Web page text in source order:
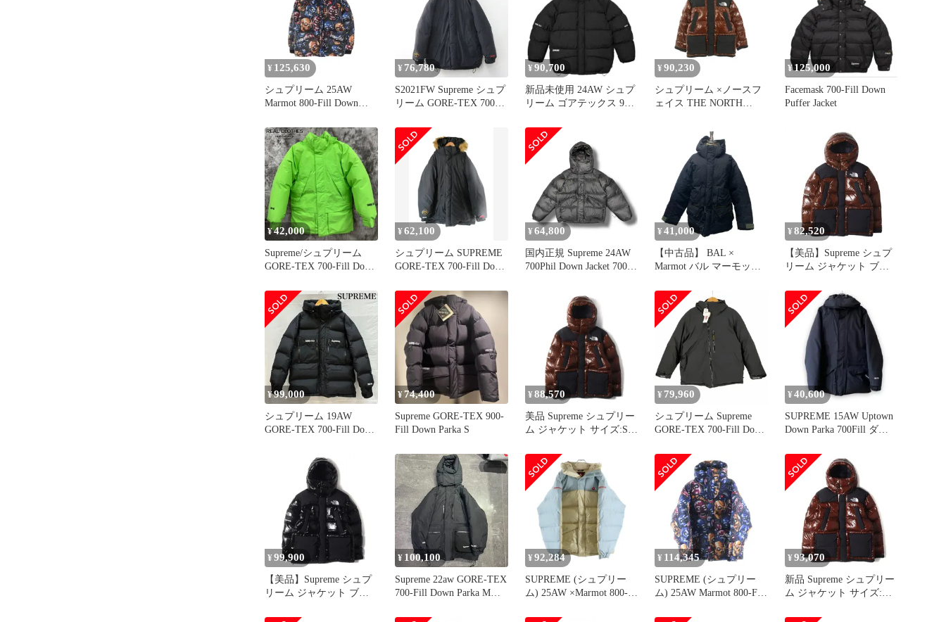
アウター ブルゾン 上着 |
コラボ【メンズ】【中
古】
¥ 125,630
シュプリーム 25AW
Marmot 800-Fill Down
ィルパーカーダウンジャ
ケット メンズ L
¥ 76,780
S2021FW Supreme シュプ
リーム GORE-TEX 700-
クス 700フィルパワー ダ
ウンパーカー M 黒
┃【2400014990935】
¥ 90,700
新品未使用 24AW シュプ
リーム ゴアテックス 900
¥ 90,230
シュプリーム ×ノースフ
ェイス THE NORTH
Down Parka 700フィルダ
ウンパーカーダウンジャ
ケット メンズ M
¥125,000
Facemask 700-Fill Down
Puffer Jacket
¥42,000
Supreme/シュプリーム
GORE-TEX 700-Fill Down
ィル ダウンパーカー/S
¥62,100
シュプリーム SUPREME
GORE-TEX 700-Fill Down
ー ジャケット ナイロン
サイズXL 黒 QQQ
☆AA★
¥ 64,800
国内正規 Supreme 24AW
700Phil Down Jacket 700フ
ラック S 89385A9
¥ 41,000
【中古品】 BAL ×
Marmot バル マーモット
MANMOTH PARKA ダウ
ンジャケット サイズL
【142-251016-SM-01-
ich】
¥ 82,520
【美品】Supreme シュプ
リーム ジャケット ブラ
THE NORTH FACE 700フ
ィルパワー ダウンパーカ
ー (700-Fill Down Parka) |
アウター ブルゾン 上着
【メンズ】【中古】
¥99,000
シュプリーム 19AW
GORE-TEX 700-Fill Down
ィル ダウン パーカー メ
ンズ M ISItems【USED】
【古着】【中古】
50156352
¥ 74,400
Supreme GORE-TEX 900-
Fill Down Parka S
¥ 88,570
美品 Supreme シュプリー
ム ジャケット サイズ:S
700フィルパワー ダウン
パーカー (700-Fill Down
Parka) ブラウン アウター
ブルゾン コート 上着 コ
ラボ【メンズ】
¥ 79,960
シュプリーム Supreme
GORE-TEX 700-Fill Down
¥ 40,600
SUPREME 15AW Uptown
Down Parka 700Fill ダウ
¥ 99,900
【美品】Supreme シュプ
リーム ジャケット ブラ
THE NORTH FACE 700フ
¥ 100,100
Supreme 22aw GORE-TEX
700-Fill Down Parka Mサ
テックス700フィルダウ
¥ 92,284
SUPREME (シュプリー
ム) 25AW ×Marmot 800-
ット ナイロン ダウンジ
¥ 114,345
SUPREME (シュプリー
ム) 25AW Marmot 800-Fill
スカルパイル ダウンパー
¥ 93,070
新品 Supreme シュプリー
ム ジャケット サイズ:XL
ノースフェイス 700フィ